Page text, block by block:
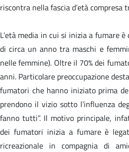
riscontra nella fascia d’età compresa
L’età media in cui si inizia a fumare
di circa un anno tra maschi e
nelle femmine). Oltre il 70% dei
anni. Particolare preoccupazione
fumatori che hanno iniziato prima
prendono il vizio sotto l’influenza
fanno tutti”. Il motivo principale,
dei fumatori inizia a fumare è
ricreazionale in compagnia di